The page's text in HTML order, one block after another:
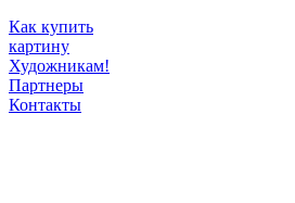
Как купить
картину
Художникам!
Партнеры
Контакты